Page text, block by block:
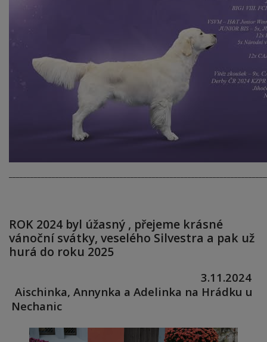
ROK 2024 byl úžasný , přejeme krásné
vánoční svátky, veselého Silvestra a pak už
hurá do roku 2025
3.11.2024
Aischinka, Annynka a Adelinka na Hrádku u
Nechanic